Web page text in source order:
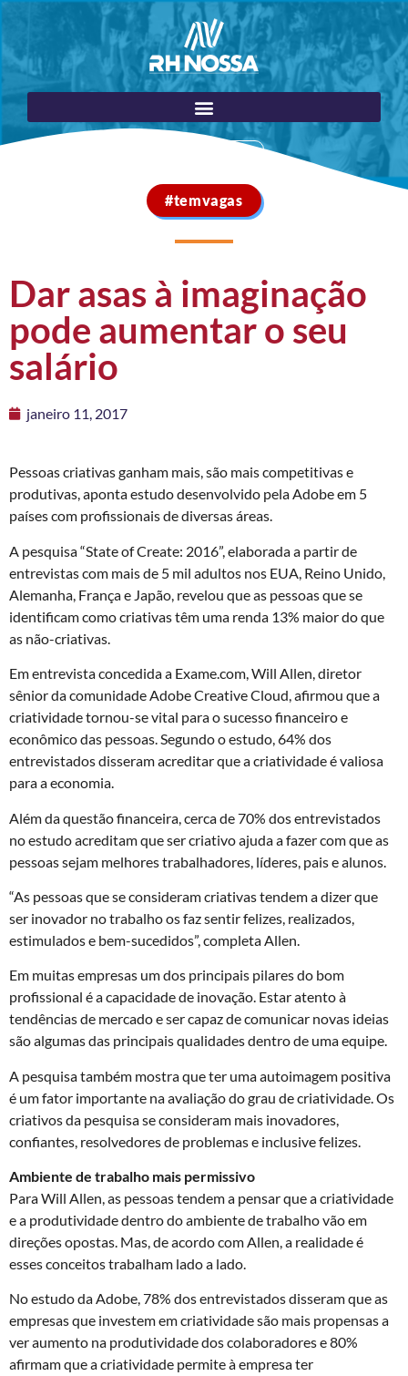
#temvagas
Dar asas à imaginação
pode aumentar o seu
salário
janeiro 11, 2017
Pessoas criativas ganham mais, são mais competitivas e
produtivas, aponta estudo desenvolvido pela Adobe em 5
países com profissionais de diversas áreas.
A pesquisa “State of Create: 2016”, elaborada a partir de
entrevistas com mais de 5 mil adultos nos EUA, Reino Unido,
Alemanha, França e Japão, revelou que as pessoas que se
identificam como criativas têm uma renda 13% maior do que
as não-criativas.
Em entrevista concedida a Exame.com, Will Allen, diretor
sênior da comunidade Adobe Creative Cloud, afirmou que a
criatividade tornou-se vital para o sucesso financeiro e
econômico das pessoas. Segundo o estudo, 64% dos
entrevistados disseram acreditar que a criatividade é valiosa
para a economia.
Além da questão financeira, cerca de 70% dos entrevistados
no estudo acreditam que ser criativo ajuda a fazer com que as
pessoas sejam melhores trabalhadores, líderes, pais e alunos.
“As pessoas que se consideram criativas tendem a dizer que
ser inovador no trabalho os faz sentir felizes, realizados,
estimulados e bem-sucedidos”, completa Allen.
Em muitas empresas um dos principais pilares do bom
profissional é a capacidade de inovação. Estar atento à
tendências de mercado e ser capaz de comunicar novas ideias
são algumas das principais qualidades dentro de uma equipe.
A pesquisa também mostra que ter uma autoimagem positiva
é um fator importante na avaliação do grau de criatividade. Os
criativos da pesquisa se consideram mais inovadores,
confiantes, resolvedores de problemas e inclusive felizes.
Ambiente de trabalho mais permissivo
Para Will Allen, as pessoas tendem a pensar que a criatividade
e a produtividade dentro do ambiente de trabalho vão em
direções opostas. Mas, de acordo com Allen, a realidade é
esses conceitos trabalham lado a lado.
No estudo da Adobe, 78% dos entrevistados disseram que as
empresas que investem em criatividade são mais propensas a
ver aumento na produtividade dos colaboradores e 80%
afirmam que a criatividade permite à empresa ter